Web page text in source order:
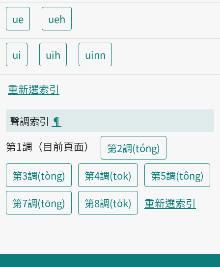
ue ueh
ui uih uinn
重新選索引
聲調索引 ¶
第1調（目前頁面）
第2調(tóng)
第3調(tòng)
第4調(tok)
第5調(tông)
第7調(tōng)
第8調(to̍k) 重新選索引